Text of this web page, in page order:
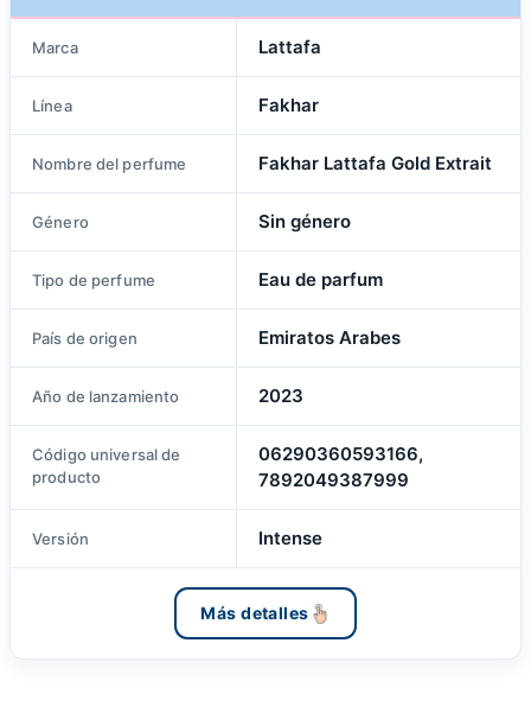
Marca Lattafa
Línea Fakhar
Nombre del perfume Fakhar Lattafa Gold Extrait
Género Sin género
Tipo de perfume Eau de parfum
País de origen Emiratos Arabes
Año de lanzamiento 2023
Código universal de
producto
06290360593166,
7892049387999
Versión Intense
Más detalles